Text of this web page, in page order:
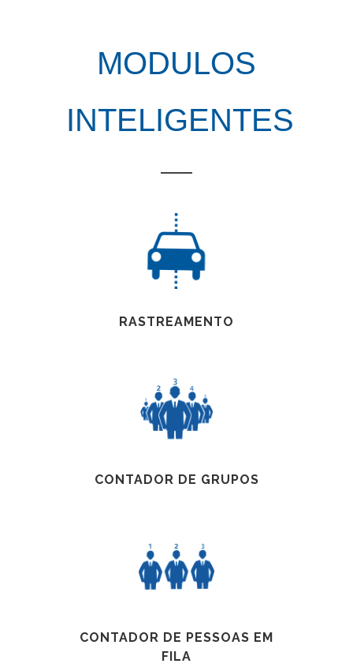
MODULOS
INTELIGENTES
RASTREAMENTO
CONTADOR DE GRUPOS
CONTADOR DE PESSOAS EM
FILA